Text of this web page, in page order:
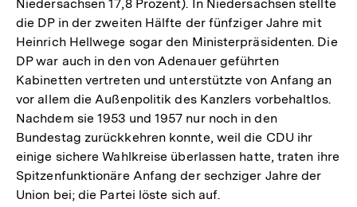
Niedersachsen 17,8 Prozent). In Niedersachsen stellte
die DP in der zweiten Hälfte der fünfziger Jahre mit
Heinrich Hellwege sogar den Ministerpräsidenten. Die
DP war auch in den von Adenauer geführten
Kabinetten vertreten und unterstützte von Anfang an
vor allem die Außenpolitik des Kanzlers vorbehaltlos.
Nachdem sie 1953 und 1957 nur noch in den
Bundestag zurückkehren konnte, weil die CDU ihr
einige sichere Wahlkreise überlassen hatte, traten ihre
Spitzenfunktionäre Anfang der sechziger Jahre der
Union bei; die Partei löste sich auf.